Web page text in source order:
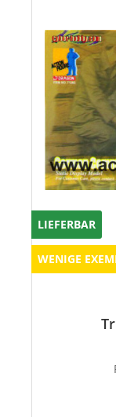
LIEFERBAR
WENIGE